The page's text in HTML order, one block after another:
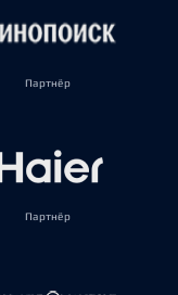
Партнёр
Партнёр